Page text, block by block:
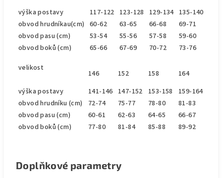
výška postavy
117-122 123-128 129-134 135-140
obvod hrudníkau(cm) 60-62 63-65 66-68
69-71
obvod pasu (cm)
53-54 55-56 57-58
59-60
obvod boků (cm) 65-66 67-69 70-72
73-76
velikost
146 152 158
164
výška postavy
141-146 147-152 153-158
159-164
obvod hrudníku (cm)
72-74 75-77 78-80
81-83
obvod pasu (cm)
60-61 62-63 64-65
66-67
obvod boků (cm) 77-80 81-84 85-88 89-92
Doplňkové parametry